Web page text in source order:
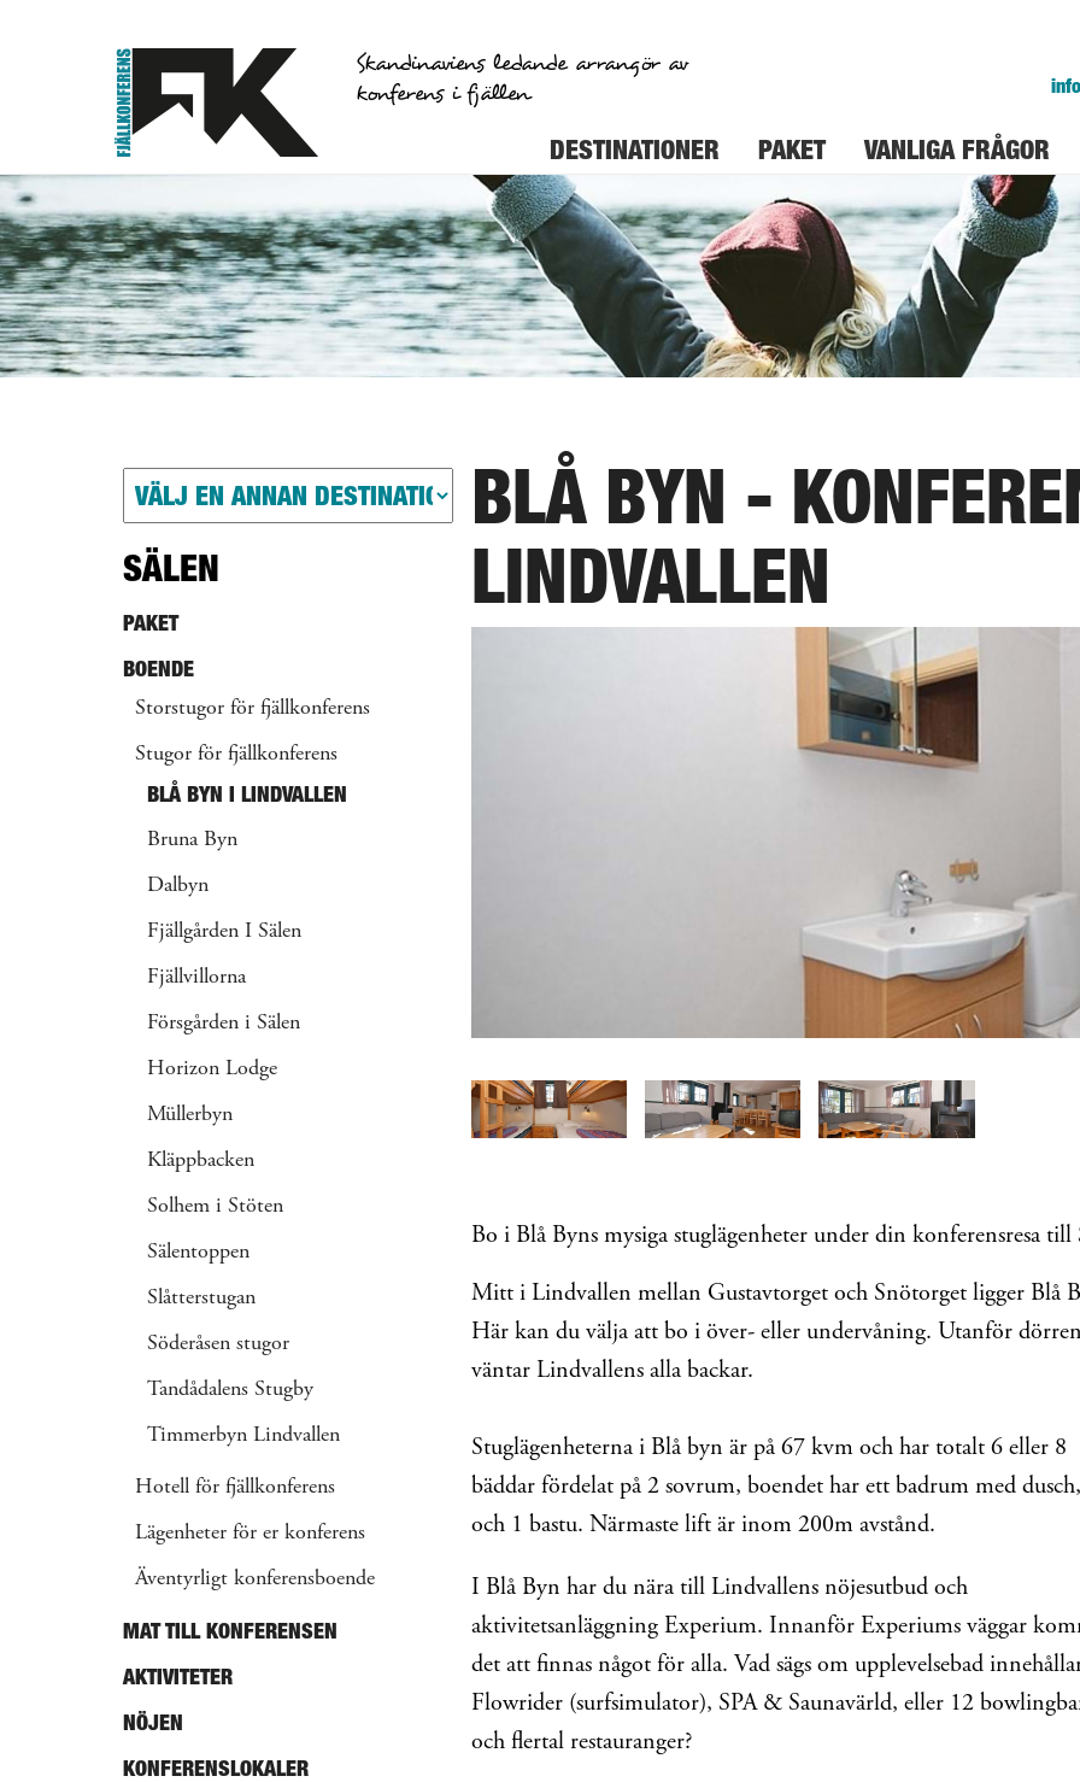
Skandinaviens ledande arrangör av
konferens i fjällen
DESTINATIONER PAKET VANLIGA FRÅGOR
BLÅ BYN -
LINDVALLEN
Bo i Blå Byns mysiga stuglägenheter under din konferensresa till
Mitt i Lindvallen mellan Gustavtorget och Snötorget ligger Blå
Här kan du välja att bo i över- eller undervåning. Utanför dörren
väntar Lindvallens alla backar.
Stuglägenheterna i Blå byn är på 67 kvm och har totalt 6 eller 8
bäddar fördelat på 2 sovrum, boendet har ett badrum med
och 1 bastu. Närmaste lift är inom 200m avstånd.
I Blå Byn har du nära till Lindvallens nöjesutbud och
aktivitetsanläggning Experium. Innanför Experiums väggar
det att finnas något för alla. Vad sägs om upplevelsebad
Flowrider (surfsimulator), SPA & Saunavärld, eller 12
och flertal restauranger?
SÄLEN
PAKET
BOENDE
Storstugor för fjällkonferens
Stugor för fjällkonferens
BLÅ BYN I LINDVALLEN
Bruna Byn
Dalbyn
Fjällgården I Sälen
Fjällvillorna
Försgården i Sälen
Horizon Lodge
Müllerbyn
Kläppbacken
Solhem i Stöten
Sälentoppen
Slåtterstugan
Söderåsen stugor
Tandådalens Stugby
Timmerbyn Lindvallen
Hotell för fjällkonferens
Lägenheter för er konferens
Äventyrligt konferensboende
MAT TILL KONFERENSEN
AKTIVITETER
NÖJEN
KONFERENSLOKALER